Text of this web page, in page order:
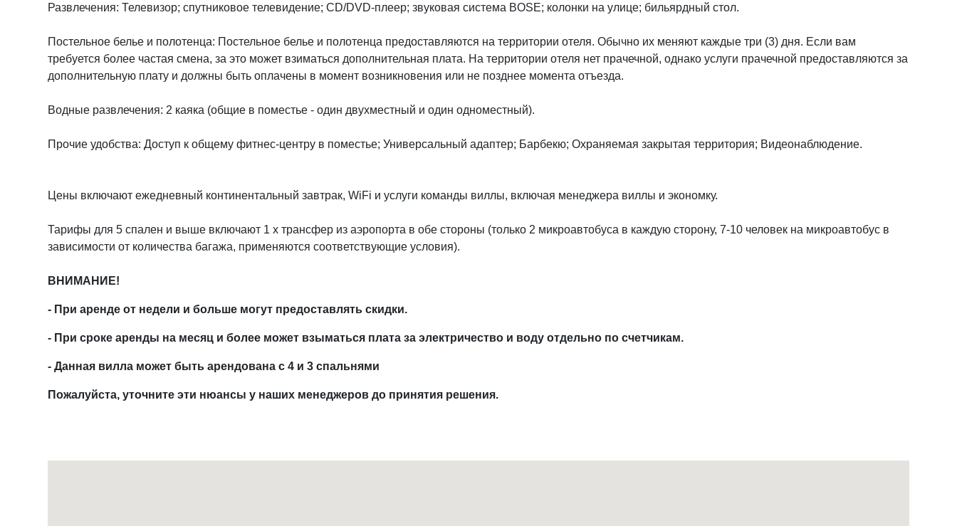
Развлечения: Телевизор; спутниковое телевидение; CD/DVD-плеер; звуковая система BOSE; колонки на улице; бильярдный стол.
Постельное белье и полотенца: Постельное белье и полотенца предоставляются на территории отеля. Обычно их меняют каждые три (3) дня. Если вам
требуется более частая смена, за это может взиматься дополнительная плата. На территории отеля нет прачечной, однако услуги прачечной предоставляются за
дополнительную плату и должны быть оплачены в момент возникновения или не позднее момента отъезда.
Водные развлечения: 2 каяка (общие в поместье - один двухместный и один одноместный).
Прочие удобства: Доступ к общему фитнес-центру в поместье; Универсальный адаптер; Барбекю; Охраняемая закрытая территория; Видеонаблюдение.
Цены включают ежедневный континентальный завтрак, WiFi и услуги команды виллы, включая менеджера виллы и экономку.
Тарифы для 5 спален и выше включают 1 x трансфер из аэропорта в обе стороны (только 2 микроавтобуса в каждую сторону, 7-10 человек на микроавтобус в
зависимости от количества багажа, применяются соответствующие условия).
ВНИМАНИЕ!
- При аренде от недели и больше могут предоставлять скидки.
- При сроке аренды на месяц и более может взыматься плата за электричество и воду отдельно по счетчикам.
- Данная вилла может быть арендована с 4 и 3 спальнями
Пожалуйста, уточните эти нюансы у наших менеджеров до принятия решения.